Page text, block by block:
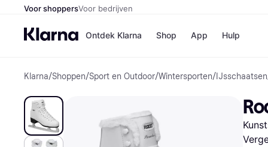
Voor shoppersVoor bedrijven
Ontdek Klarna Shop
Winkels
Bol
H&M
App Hulp
Klarna/Shoppen/Sport en Outdoor/Wintersporten/ IJsschaatsen